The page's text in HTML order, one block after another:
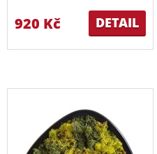
DETAIL
920 Kč